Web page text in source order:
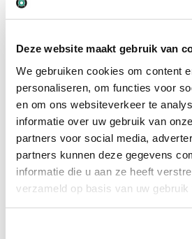
Deze website maakt gebruik van
We gebruiken cookies om content
personaliseren, om functies voor
en om ons websiteverkeer te
informatie over uw gebruik van
partners voor social media,
partners kunnen deze gegevens
informatie die u aan ze heeft
verzameld op basis van uw
Hoge klantbeoordelingen: 9/10
Snel naar
Meer informatie
Meer informatie
Maatvoering koppeling
Materiaal